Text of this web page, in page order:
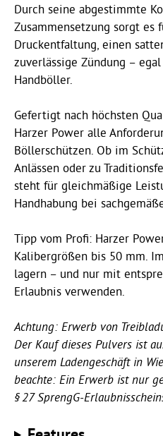
Durch seine abgestimmte
Zusammensetzung sorgt es
Druckentfaltung, einen
zuverlässige Zündung –
Handböller.
Gefertigt nach höchsten
Harzer Power alle
Böllerschützen. Ob im
Anlässen oder zu
steht für gleichmäßige
Handhabung bei
Tipp vom Profi: Harzer
Kalibergrößen bis 50 mm.
lagern – und nur mit
Erlaubnis verwenden.
Achtung: Erwerb von
Der Kauf dieses Pulvers ist
unserem Ladengeschäft in
beachte: Ein Erwerb ist nur
§ 27 SprengG-